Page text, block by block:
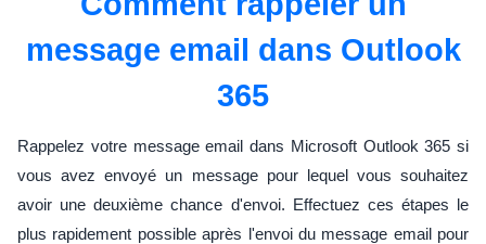
i
i
message email dans Outlook
365
Rappelez votre message email dans Microsoft Outlook 365 si
vous avez envoyé un message pour lequel vous souhaitez
avoir une deuxième chance d'envoi. Effectuez ces étapes le
plus rapidement possible après l'envoi du message email pour